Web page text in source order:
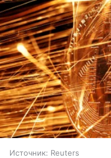
Источник: Reuters